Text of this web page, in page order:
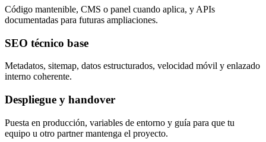
Código mantenible, CMS o panel cuando aplica, y APIs
documentadas para futuras ampliaciones.
SEO técnico base
Metadatos, sitemap, datos estructurados, velocidad móvil y enlazado
interno coherente.
Despliegue y handover
Puesta en producción, variables de entorno y guía para que tu
equipo u otro partner mantenga el proyecto.